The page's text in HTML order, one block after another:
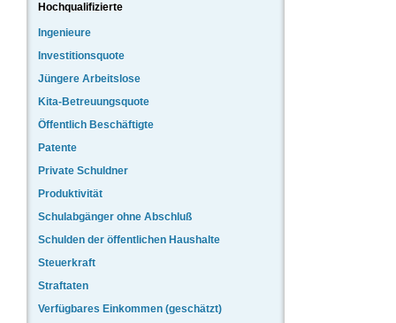
Hochqualifizierte
Ingenieure
Investitionsquote
Jüngere Arbeitslose
Kita-Betreuungsquote
Öffentlich Beschäftigte
Patente
Private Schuldner
Produktivität
Schulabgänger ohne Abschluß
Schulden der öffentlichen Haushalte
Steuerkraft
Straftaten
Verfügbares Einkommen (geschätzt)